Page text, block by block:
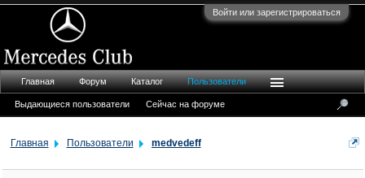
Войти или зарегистрироваться
Главная Пользователи medvedeff
Главная Форум Каталог Пользователи
Выдающиеся пользователи Сейчас на форуме